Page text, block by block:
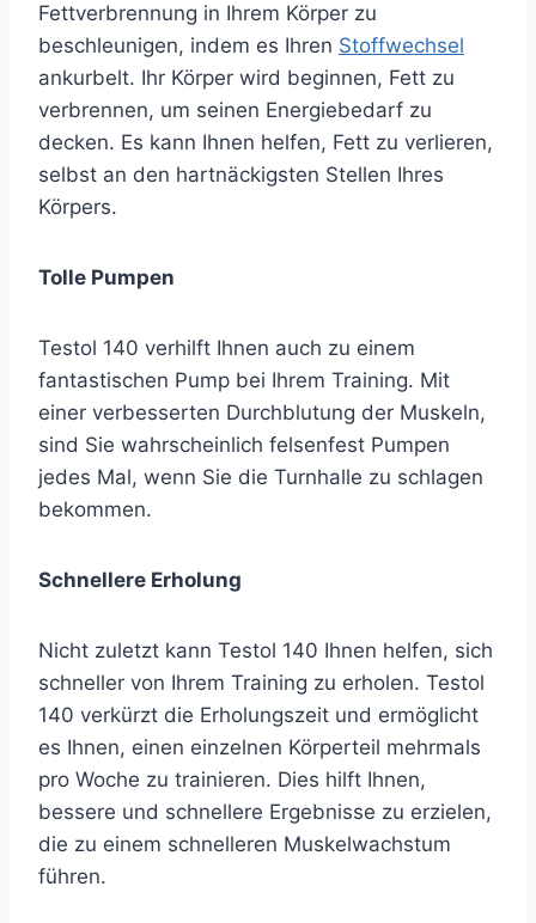
Fettverbrennung in Ihrem Körper zu
beschleunigen, indem es Ihren Stoffwechsel
ankurbelt. Ihr Körper wird beginnen, Fett zu
verbrennen, um seinen Energiebedarf zu
decken. Es kann Ihnen helfen, Fett zu verlieren,
selbst an den hartnäckigsten Stellen Ihres
Körpers.
Tolle Pumpen
Testol 140 verhilft Ihnen auch zu einem
fantastischen Pump bei Ihrem Training. Mit
einer verbesserten Durchblutung der Muskeln,
sind Sie wahrscheinlich felsenfest Pumpen
jedes Mal, wenn Sie die Turnhalle zu schlagen
bekommen.
Schnellere Erholung
Nicht zuletzt kann Testol 140 Ihnen helfen, sich
schneller von Ihrem Training zu erholen. Testol
140 verkürzt die Erholungszeit und ermöglicht
es Ihnen, einen einzelnen Körperteil mehrmals
pro Woche zu trainieren. Dies hilft Ihnen,
bessere und schnellere Ergebnisse zu erzielen,
die zu einem schnelleren Muskelwachstum
führen.